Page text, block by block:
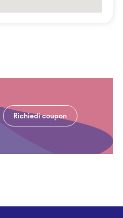
Richiedi coupon